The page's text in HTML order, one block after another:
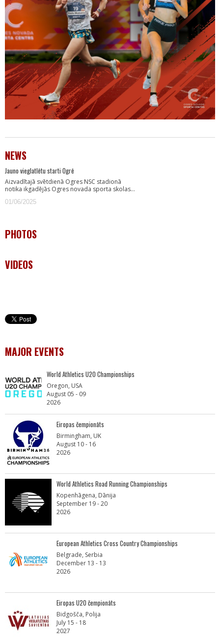
NEWS
Jauno vieglatlētu starti Ogrē
Aizvadītajā svētdienā Ogres NSC stadionā
notika ikgadējās Ogres novada sporta skolas…
01/06/2025
PHOTOS
VIDEOS
MAJOR EVENTS
World Athletics U20 Championships
Oregon, USA
August 05 - 09
2026
Eiropas čempionāts
Birmingham, UK
August 10 - 16
2026
World Athletics Road Running Championships
Kopenhāgena, Dānija
September 19 - 20
2026
European Athletics Cross Country Championships
Belgrade, Serbia
December 13 - 13
2026
Eiropas U20 čempionāts
Bidgošča, Polija
July 15 - 18
2027